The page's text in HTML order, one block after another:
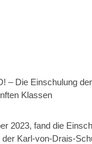
– Die Einschulung der
Klassen
2023, fand die
Karl-von-Drais-